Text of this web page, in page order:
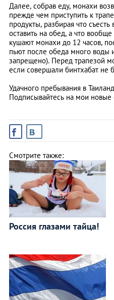
Далее, собрав еду, монахи
прежде чем приступить к
продукты, разбирая что
оставить на обед, а что
кушают монахи до 12 часов,
пьют после обеда много воды
запрещено). Перед трапезой
если совершали бинтхабат не
Удачного пребывания в
Подписывайтесь на мои новые
Смотрите также:
Россия глазами тайца!